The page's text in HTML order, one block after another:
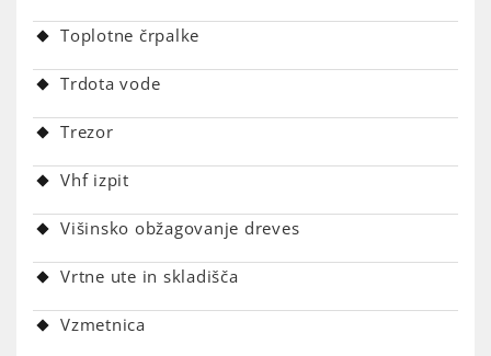
Toplotne črpalke
Trdota vode
Trezor
Vhf izpit
Višinsko obžagovanje dreves
Vrtne ute in skladišča
Vzmetnica